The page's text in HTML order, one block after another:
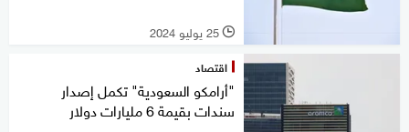
l 25 يوليو 2024
اقتصاد
"أرامكو السعودية" تكمل إصدار
سندات بقيمة 6 مليارات دولار